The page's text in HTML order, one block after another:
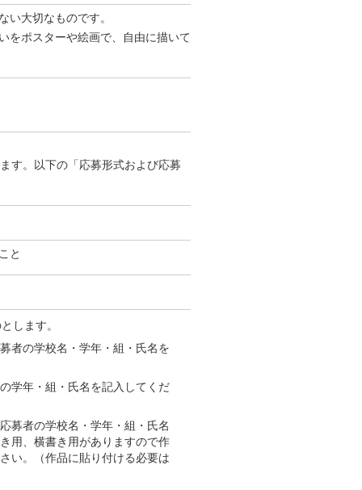
い大切なものです。
をポスターや絵画で、自由に描いて
す。以下の「応募形式および応募
と
します。
者の学校名・学年・組・氏名を
学年・組・氏名を記入してくだ
募者の学校名・学年・組・氏名
用、横書き用がありますので作
い。（作品に貼り付ける必要は